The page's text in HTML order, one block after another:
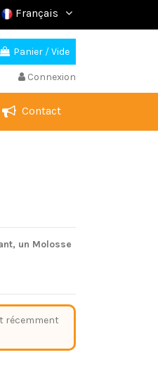
Français
Panier /Vide
Connexion
Contact
un Molosse
récemment